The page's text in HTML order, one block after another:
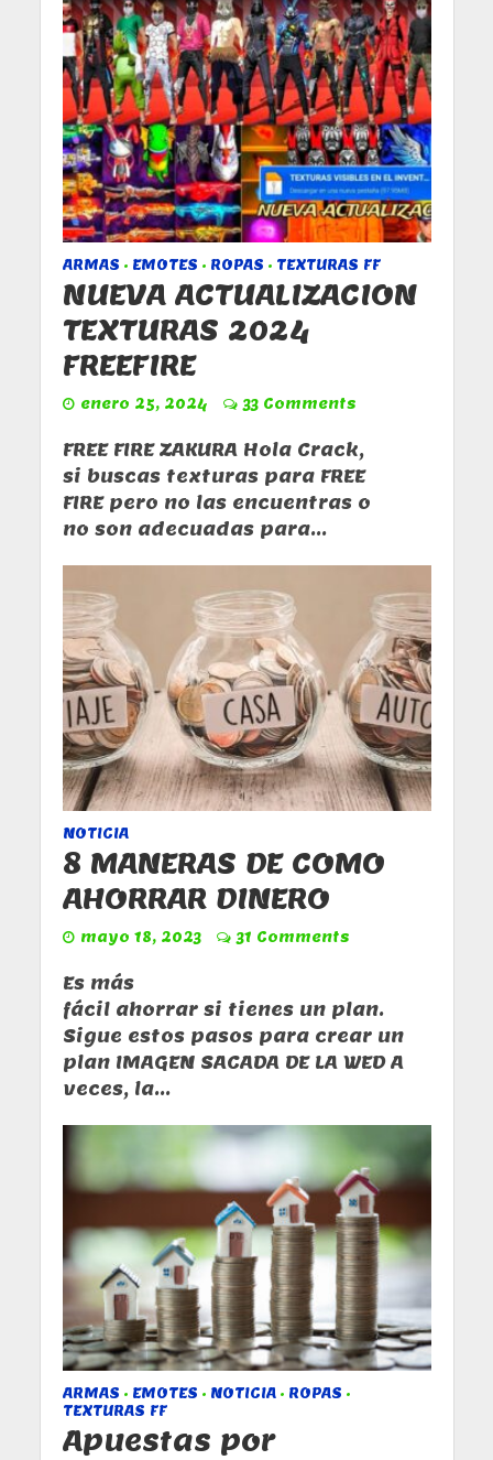
ARMAS • EMOTES • ROPAS • TEXTURAS FF
NUEVA ACTUALIZACION
TEXTURAS 2024
FREEFIRE
enero 25, 2024 33 Comments
FREE FIRE ZAKURA Hola Crack,
si buscas texturas para FREE
FIRE pero no las encuentras o
no son adecuadas para...
NOTICIA
8 MANERAS DE COMO
AHORRAR DINERO
mayo 18, 2023 31 Comments
Es más
fácil ahorrar si tienes un plan.
Sigue estos pasos para crear un
plan IMAGEN SACADA DE LA WED A
veces, la...
ARMAS • EMOTES • NOTICIA • ROPAS •
TEXTURAS FF
Apuestas por